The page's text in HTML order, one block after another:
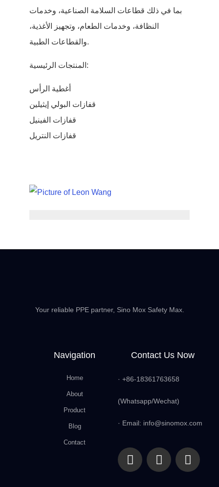
بما في ذلك قطاعات السلامة الصناعية، وخدمات
النظافة، وخدمات الطعام، وتجهيز الأغذية،
والقطاعات الطبية.
المنتجات الرئيسية:
أغطية الرأس
قفازات البولي إيثيلين
قفازات الفينيل
قفازات النتريل
Your reliable PPE partner, Sino Mox Safety Max.
Navigation
Home
About
Product
Blog
Contact
Contact Us Now
· +86-18361763658
(Whatsapp/Wechat)
· Email: info@sinomox.com